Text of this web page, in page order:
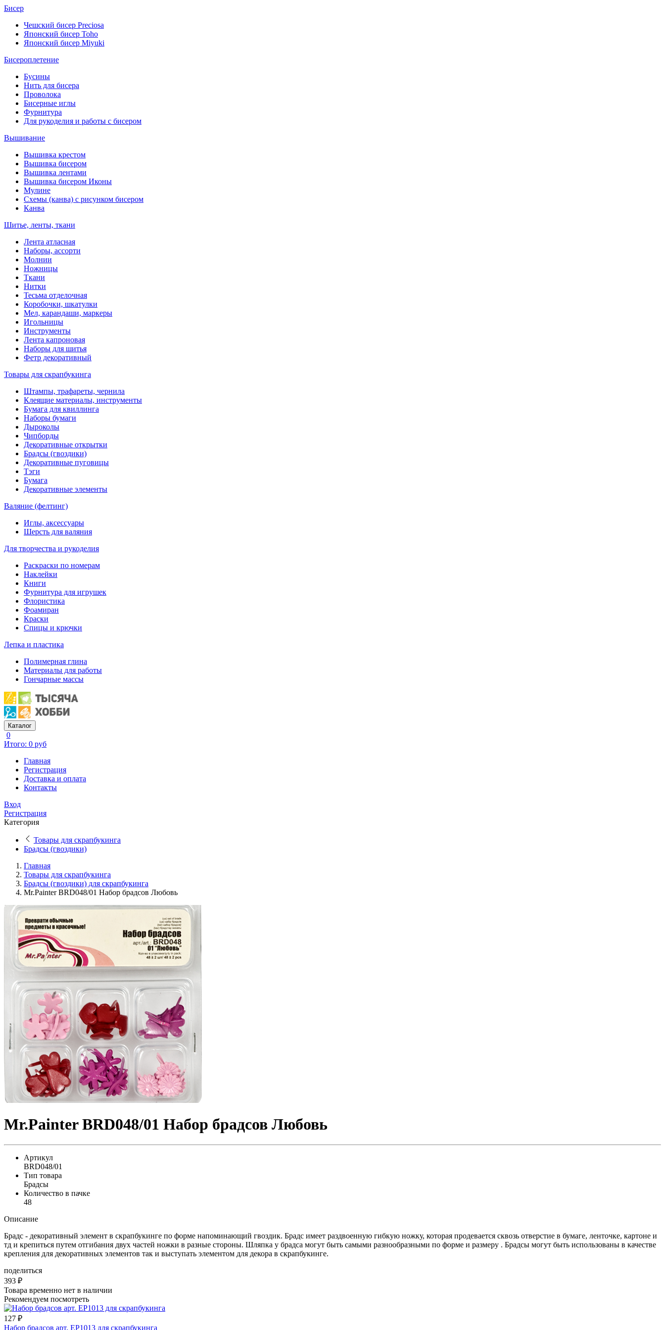
Бисер
Чешский бисер Preciosa
Японский бисер Toho
Японский бисер Miyuki
Бисероплетение
Бусины
Нить для бисера
Проволока
Бисерные иглы
Фурнитура
Для рукоделия и работы с бисером
Вышивание
Вышивка крестом
Вышивка бисером
Вышивка лентами
Вышивка бисером Иконы
Мулине
Схемы (канва) с рисунком бисером
Канва
Шитье, ленты, ткани
Лента атласная
Наборы, ассорти
Молнии
Ножницы
Ткани
Нитки
Тесьма отделочная
Коробочки, шкатулки
Мел, карандаши, маркеры
Игольницы
Инструменты
Лента капроновая
Наборы для шитья
Фетр декоративный
Товары для скрапбукинга
Штампы, трафареты, чернила
Клеящие материалы, инструменты
Бумага для квиллинга
Наборы бумаги
Дыроколы
Чипборды
Декоративные открытки
Брадсы (гвоздики)
Декоративные пуговицы
Тэги
Бумага
Декоративные элементы
Валяние (фелтинг)
Иглы, аксессуары
Шерсть для валяния
Для творчества и рукоделия
Раскраски по номерам
Наклейки
Книги
Фурнитура для игрушек
Флористика
Фоамиран
Краски
Спицы и крючки
Лепка и пластика
Полимерная глина
Материалы для работы
Гончарные массы
Каталог
0
Итого: 0 руб
Главная
Регистрация
Доставка и оплата
Контакты
Вход
Регистрация
Категория
Товары для скрапбукинга
Брадсы (гвоздики)
Главная
Товары для скрапбукинга
Брадсы (гвоздики) для скрапбукинга
Mr.Painter BRD048/01 Набор брадсов Любовь
Mr.Painter BRD048/01 Набор брадсов Любовь
Артикул
BRD048/01
Тип товара
Брадсы
Количество в пачке
48
Описание
Брадс - декоративный элемент в скрапбукинге по форме напоминающий гвоздик. Брадс имеет раздвоенную гибкую ножку, которая продевается сквозь отверстие в бумаге, ленточке, картоне и
тд и крепиться путем отгибания двух частей ножки в разные стороны. Шляпка у брадса могут быть самыми разнообразными по форме и размеру . Брадсы могут быть использованы в качестве
крепления для декоративных элементов так и выступать элементом для декора в скрапбукинге.
поделиться
393 ₽
Товара временно нет в наличии
Рекомендуем посмотреть
127 ₽
Набор брадсов арт. EP1013 для скрапбукинга